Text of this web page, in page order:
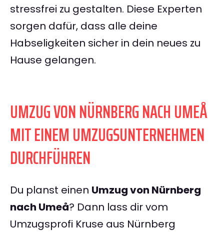
stressfrei zu gestalten. Diese Experten
sorgen dafür, dass alle deine
Habseligkeiten sicher in dein neues zu
Hause gelangen.
UMZUG VON NÜRNBERG NACH UMEÅ
MIT EINEM UMZUGSUNTERNEHMEN
DURCHFÜHREN
Du planst einen Umzug von Nürnberg
nach Umeå? Dann lass dir vom
Umzugsprofi Kruse aus Nürnberg